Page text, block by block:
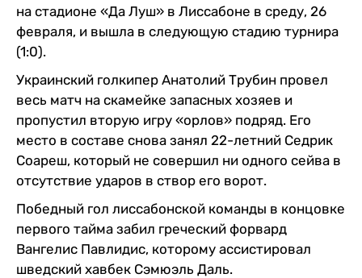
на стадионе «Да Луш» в Лиссабоне в среду, 26
февраля, и вышла в следующую стадию турнира
(1:0).
Украинский голкипер Анатолий Трубин провел
весь матч на скамейке запасных хозяев и
пропустил вторую игру «орлов» подряд. Его
место в составе снова занял 22-летний Седрик
Соареш, который не совершил ни одного сейва в
отсутствие ударов в створ его ворот.
Победный гол лиссабонской команды в концовке
первого тайма забил греческий форвард
Вангелис Павлидис, которому ассистировал
шведский хавбек Сэмюэль Даль.